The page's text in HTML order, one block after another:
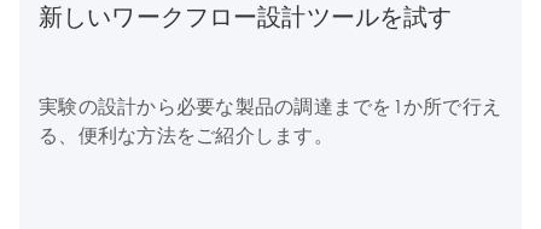
新しいワークフロー設計ツールを試す
実験の設計から必要な製品の調達までを1か所で行え
る、便利な方法をご紹介します。